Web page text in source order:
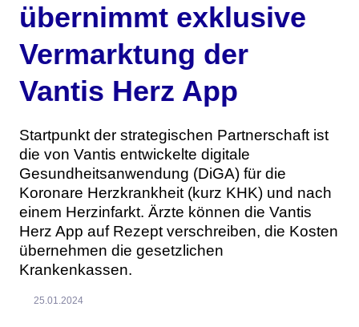
übernimmt exklusive
Vermarktung der
Vantis Herz App
Startpunkt der strategischen Partnerschaft ist
die von Vantis entwickelte digitale
Gesundheitsanwendung (DiGA) für die
Koronare Herzkrankheit (kurz KHK) und nach
einem Herzinfarkt. Ärzte können die Vantis
Herz App auf Rezept verschreiben, die Kosten
übernehmen die gesetzlichen
Krankenkassen.
25.01.2024